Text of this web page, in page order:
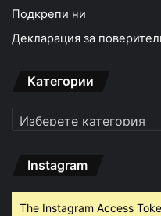
Подкрепи ни
Декларация за
Категории
Категории
Instagram
The Instagram Access